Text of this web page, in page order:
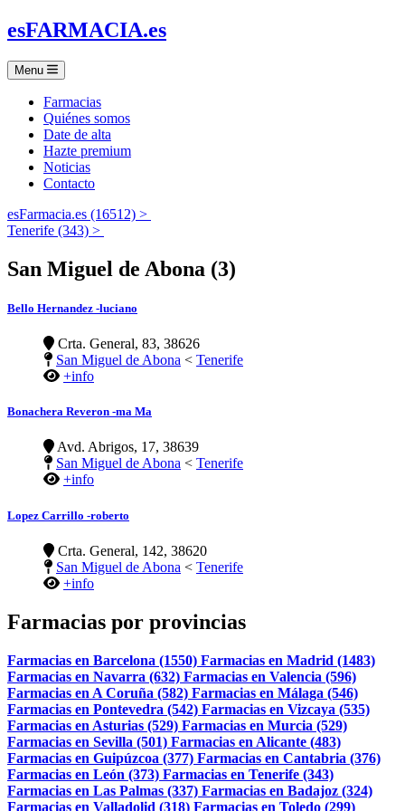
esFARMACIA.es
Menu
Farmacias
Quiénes somos
Date de alta
Hazte premium
Noticias
Contacto
esFarmacia.es (16512) >
Tenerife (343) >
San Miguel de Abona (3)
Bello Hernandez -luciano
Crta. General, 83, 38626
San Miguel de Abona < Tenerife
+info
Bonachera Reveron -ma Ma
Avd. Abrigos, 17, 38639
San Miguel de Abona < Tenerife
+info
Lopez Carrillo -roberto
Crta. General, 142, 38620
San Miguel de Abona < Tenerife
+info
Farmacias por provincias
Farmacias en Barcelona (1550) Farmacias en Madrid (1483)
Farmacias en Navarra (632) Farmacias en Valencia (596)
Farmacias en A Coruña (582) Farmacias en Málaga (546)
Farmacias en Pontevedra (542) Farmacias en Vizcaya (535)
Farmacias en Asturias (529) Farmacias en Murcia (529)
Farmacias en Sevilla (501) Farmacias en Alicante (483)
Farmacias en Guipúzcoa (377) Farmacias en Cantabria (376)
Farmacias en León (373) Farmacias en Tenerife (343)
Farmacias en Las Palmas (337) Farmacias en Badajoz (324)
Farmacias en Valladolid (318) Farmacias en Toledo (299)